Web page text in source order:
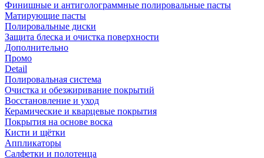
Финишные и антиголограммные полировальные пасты
Матирующие пасты
Полировальные диски
Защита блеска и очистка поверхности
Дополнительно
Промо
Detail
Полировальная система
Очистка и обезжиривание покрытий
Восстановление и уход
Керамические и кварцевые покрытия
Покрытия на основе воска
Кисти и щётки
Аппликаторы
Салфетки и полотенца